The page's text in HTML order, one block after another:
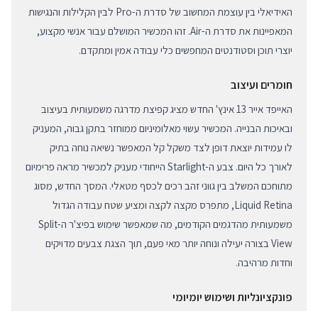
האידיאלי בין עוצמת המחשוב של סדרת ה-Pro לבין הקלילות והנגישות
המאפיינות את סדרת ה-Air. זהו המכשיר המושלם עבור אנשי מקצוע,
יוצרי תוכן וסטודנטים המחפשים כלי עבודה אמין ומתקדם.
חומרים ועיצוב
האייפד אייר 13 אינץ' החדש מציג קפיצת מדרגה משמעותית בעיצוב
ובאיכות הבנייה. המכשיר עשוי מאלומיניום ממוחזר בתקן גבוה, המעניק
לו עמידות יוצאת דופן לצד משקל קל המאפשר נשיאה נוחה בתיק
לאורך כל היום. צבע ה-Starlight הייחודי מעניק למכשיר מראה פרימיום
מתוחכם המשלב בין גווני זהב רכים לכסף מטאלי. המסך החדש, מסוג
Liquid Retina, מתפרס מקצה לקצה ומציע שטח עבודה הגדול
משמעותית מהדגמים הקודמים, מה שמאפשר שימוש בפיצ'ר ה-Split
View בצורה יעילה ונוחה יותר מאי פעם, תוך הצגת צבעים מדויקים
וחדות מרהיבה.
פונקציונליות ושימוש יומיומי